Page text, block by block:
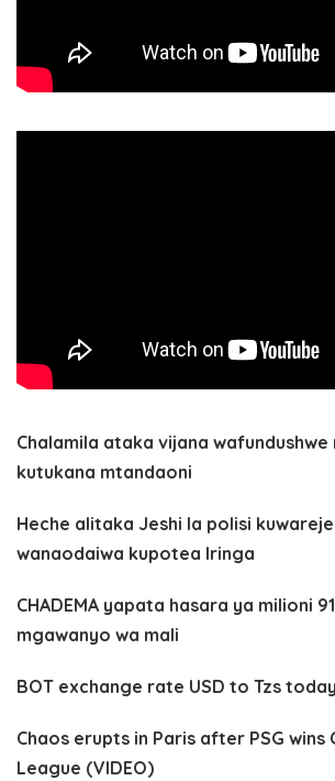
Chalamila ataka vijana wafundushwe
kutukana mtandaoni
Heche alitaka Jeshi la polisi
wanaodaiwa kupotea Iringa
CHADEMA yapata hasara ya milioni
mgawanyo wa mali
BOT exchange rate USD to Tzs
Chaos erupts in Paris after PSG wins
League (VIDEO)